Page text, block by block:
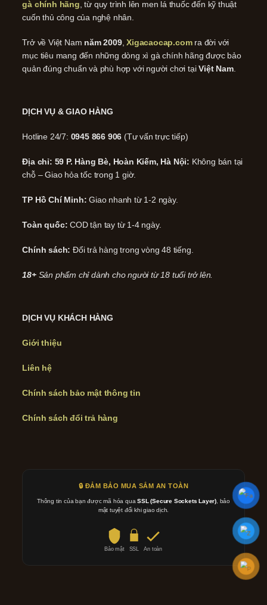
gà chính hãng , từ quy trình lên men lá thuốc đến kỹ thuật
cuốn thủ công của nghệ nhân.
Trở về Việt Nam năm 2009,Xigacaocap.comra đời với
mục tiêu mang đến những dòng xì gà chính hãng được bảo
quản đúng chuẩn và phù hợp với người chơi tạiViệt Nam.
DỊCH VỤ & GIAO HÀNG
Hotline 24/7: 0945 866 906 (Tư vấn trực tiếp)
Địa chỉ: 59 P. Hàng Bè, Hoàn Kiếm, Hà Nội: Không bán tại
chỗ – Giao hỏa tốc trong 1 giờ.
TP Hồ Chí Minh: Giao nhanh từ 1-2 ngày.
Toàn quốc: COD tận tay từ 1-4 ngày.
Chính sách: Đổi trả hàng trong vòng 48 tiếng.
18+ Sản phẩm chỉ dành cho người từ 18 tuổi trở lên.
DỊCH VỤ KHÁCH HÀNG
Giới thiệu
Liên hệ
Chính sách bảo mật thông tin
Chính sách đổi trả hàng
🔒 ĐẢM BẢO MUA SẮM AN TOÀN
Thông tin của bạn được mã hóa quaSSL (Secure Sockets Layer) , bảo
mật tuyệt đối khi giao dịch.
Bảo mật SSL An toàn